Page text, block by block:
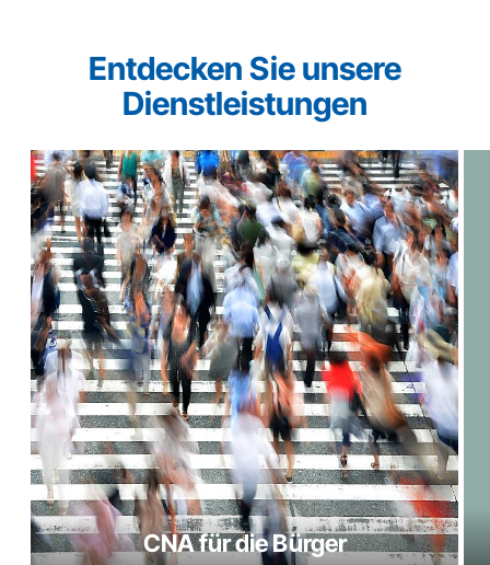
Entdecken Sie unsere
Dienstleistungen
CNA für die Bürger